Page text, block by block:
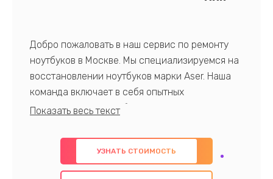
Добро пожаловать в наш сервис по ремонту
ноутбуков в Москве. Мы специализируемся на
восстановлении ноутбуков марки Aser. Наша
команда включает в себя опытных
профессионалов с обширными знаниями и
предлагаем быстрый и качественный ремонт с
использованием оригинальных компонентов, а
также гарантируем качество всех
УЗНАТЬ СТОИМОСТЬ